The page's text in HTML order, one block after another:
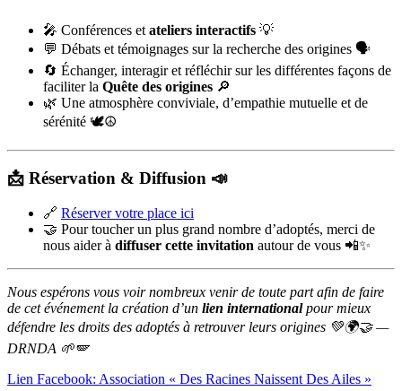
🎤 Conférences et ateliers interactifs 💡
💬 Débats et témoignages sur la recherche des origines 🗣️
🔄 Échanger, interagir et réfléchir sur les différentes façons de
faciliter la Quête des origines 🔎
🌿 Une atmosphère conviviale, d’empathie mutuelle et de
sérénité 🕊️☮️
📩 Réservation & Diffusion 📣
🔗 Réserver votre place ici
🤝 Pour toucher un plus grand nombre d’adoptés, merci de
nous aider à diffuser cette invitation autour de vous 📲✨
Nous espérons vous voir nombreux venir de toute part afin de faire
de cet événement la création d’un lien internationalpour mieux
défendre les droits des adoptés à retrouver leurs origines 💚🌍🤝 —
DRNDA 🌱🪽
Lien Facebook: Association « Des Racines Naissent Des Ailes »